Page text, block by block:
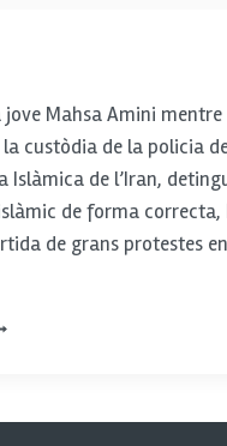
Mahsa Amini mentre
custòdia de la policia
Islàmica de l’Iran,
de forma correcta,
de grans protestes